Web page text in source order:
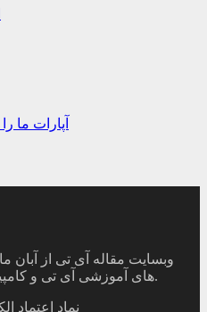
آپارات ما
های آموزشی آی تی و کامپیوتر شروع به فعالیت کرده است.